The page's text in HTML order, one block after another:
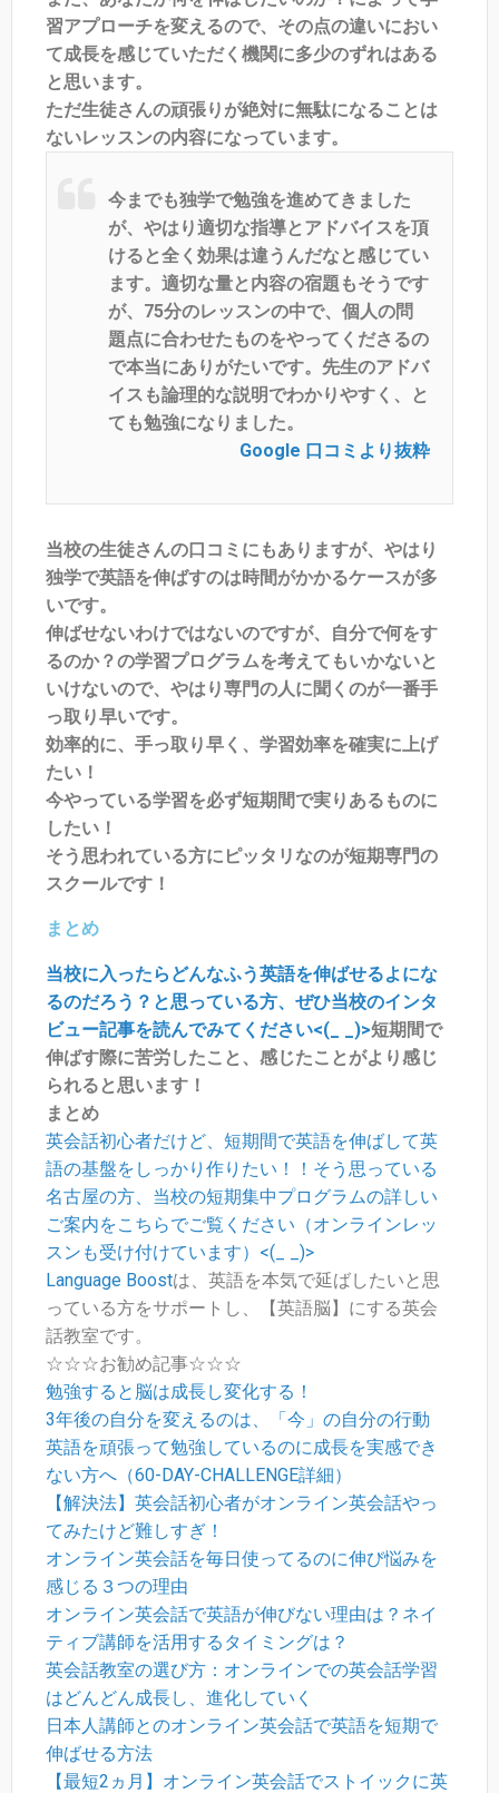
習アプローチを変えるので、その点の違いにおい
て成長を感じていただく機関に多少のずれはある
と思います。
ただ生徒さんの頑張りが絶対に無駄になることは
ないレッスンの内容になっています。
今までも独学で勉強を進めてきました
が、やはり適切な指導とアドバイスを頂
けると全く効果は違うんだなと感じてい
ます。適切な量と内容の宿題もそうです
が、75分のレッスンの中で、個人の問
題点に合わせたものをやってくださるの
で本当にありがたいです。先生のアドバ
イスも論理的な説明でわかりやすく、と
ても勉強になりました。
Google 口コミより抜粋
当校の生徒さんの口コミにもありますが、やはり
独学で英語を伸ばすのは時間がかかるケースが多
いです。
伸ばせないわけではないのですが、自分で何をす
るのか？の学習プログラムを考えてもいかないと
いけないので、やはり専門の人に聞くのが一番手
っ取り早いです。
効率的に、手っ取り早く、学習効率を確実に上げ
たい！
今やっている学習を必ず短期間で実りあるものに
したい！
そう思われている方にピッタリなのが短期専門の
スクールです！
まとめ
当校に入ったらどんなふう英語を伸ばせるよにな
るのだろう？と思っている方、ぜひ当校のインタ
ビュー記事を読んでみてください<(_ _)>短期間で
伸ばす際に苦労したこと、感じたことがより感じ
られると思います！
まとめ
英会話初心者だけど、短期間で英語を伸ばして英
語の基盤をしっかり作りたい！！そう思っている
名古屋の方、当校の短期集中プログラムの詳しい
ご案内をこちらでご覧ください（オンラインレッ
スンも受け付けています）<(_ _)>
Language Boostは、英語を本気で延ばしたいと思
っている方をサポートし、【英語脳】にする英会
話教室です。
☆☆☆お勧め記事☆☆☆
勉強すると脳は成長し変化する！
3年後の自分を変えるのは、「今」の自分の行動
英語を頑張って勉強しているのに成長を実感でき
ない方へ（60-DAY-CHALLENGE詳細）
【解決法】英会話初心者がオンライン英会話やっ
てみたけど難しすぎ！
オンライン英会話を毎日使ってるのに伸び悩みを
感じる３つの理由
オンライン英会話で英語が伸びない理由は？ネイ
ティブ講師を活用するタイミングは？
英会話教室の選び方：オンラインでの英会話学習
はどんどん成長し、進化していく
日本人講師とのオンライン英会話で英語を短期で
伸ばせる方法
【最短2ヵ月】オンライン英会話でストイックに英